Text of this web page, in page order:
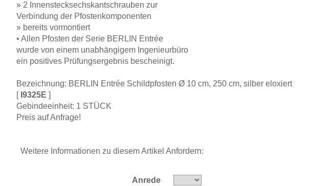
» 2 Innenstecksechskantschrauben zur
Verbindung der Pfostenkomponenten
» bereits vormontiert
• Allen Pfosten der Serie BERLIN Entrée
wurde von einem unabhängigem Ingenieurbüro
ein positives Prüfungsergebnis bescheinigt.
Bezeichnung: BERLIN Entrée Schildpfosten Ø 10 cm, 250 cm, silber eloxiert
[ I9325E ]
Gebindeeinheit: 1 STÜCK
Preis auf Anfrage!
Weitere Informationen zu diesem Artikel Anfordern:
Anrede